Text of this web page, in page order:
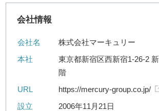
会社情報
会社名
株式会社マーキュリー
本社
東京都新宿区西新宿1-26-2
階
URL
https://mercury-group.co.jp/
設立
2006年11月21日